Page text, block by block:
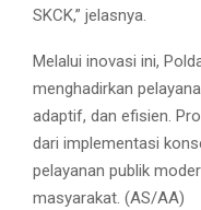
SKCK,” jelasnya.
Melalui inovasi ini,
menghadirkan
adaptif, dan efisien.
dari implementasi
pelayanan publik
masyarakat. (AS/AA)